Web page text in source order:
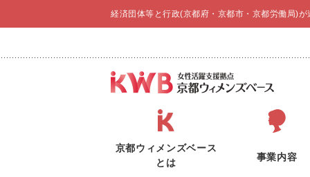
経済団体等と行政(京都府・京都市・京都労働局)
京都ウィメンズベース
とは
事業内容